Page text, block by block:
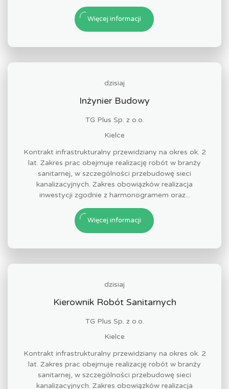
Więcej informacji
dzisiaj
Inżynier Budowy
TG Plus Sp. z o.o.
Kielce
Kontrakt infrastrukturalny przewidziany na okres ok. 2
lat. Zakres prac obejmuje realizację robót w branży
sanitarnej, w szczególności przebudowę sieci
kanalizacyjnych. Zakres obowiązków realizacja
inwestycji zgodnie z harmonogramem oraz...
Więcej informacji
dzisiaj
Kierownik Robót Sanitarnych
TG Plus Sp. z o.o.
Kielce
Kontrakt infrastrukturalny przewidziany na okres ok. 2
lat. Zakres prac obejmuje realizację robót w branży
sanitarnej, w szczególności przebudowę sieci
kanalizacyjnych. Zakres obowiązków realizacja